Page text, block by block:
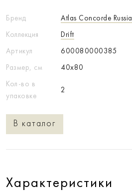
Бренд
Atlas Concorde Russia
Коллекция
Drift
Артикул
600080000385
Размер, см
40x80
Кол-во в
упаковке
2
В каталог
Характеристики